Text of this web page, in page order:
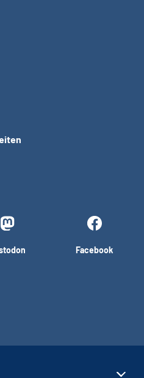
Facebook